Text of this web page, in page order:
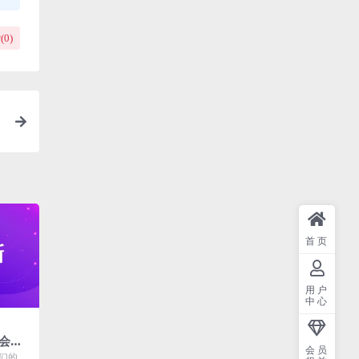
0)
员
和
首页
用户
中心
会员